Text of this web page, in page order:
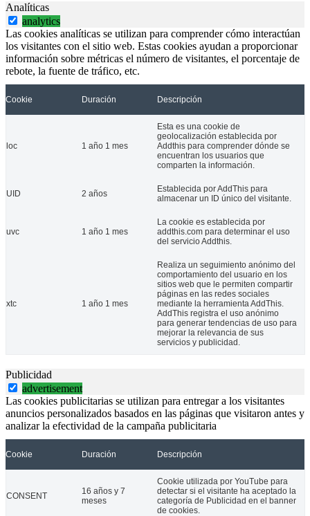
Analíticas
analytics
Las cookies analíticas se utilizan para comprender cómo interactúan
los visitantes con el sitio web. Estas cookies ayudan a proporcionar
información sobre métricas el número de visitantes, el porcentaje de
rebote, la fuente de tráfico, etc.
Cookie Duración Descripción
loc 1 año 1 mes
Esta es una cookie de
geolocalización establecida por
Addthis para comprender dónde se
encuentran los usuarios que
comparten la información.
UID 2 años
Establecida por AddThis para
almacenar un ID único del visitante.
uvc 1 año 1 mes
La cookie es establecida por
addthis.com para determinar el uso
del servicio Addthis.
xtc 1 año 1 mes
Realiza un seguimiento anónimo del
comportamiento del usuario en los
sitios web que le permiten compartir
páginas en las redes sociales
mediante la herramienta AddThis.
AddThis registra el uso anónimo
para generar tendencias de uso para
mejorar la relevancia de sus
servicios y publicidad.
Publicidad
advertisement
Las cookies publicitarias se utilizan para entregar a los visitantes
anuncios personalizados basados en las páginas que visitaron antes y
analizar la efectividad de la campaña publicitaria
Cookie Duración Descripción
CONSENT
16 años y 7
meses
Cookie utilizada por YouTube para
detectar si el visitante ha aceptado la
categoría de Publicidad en el banner
de cookies.